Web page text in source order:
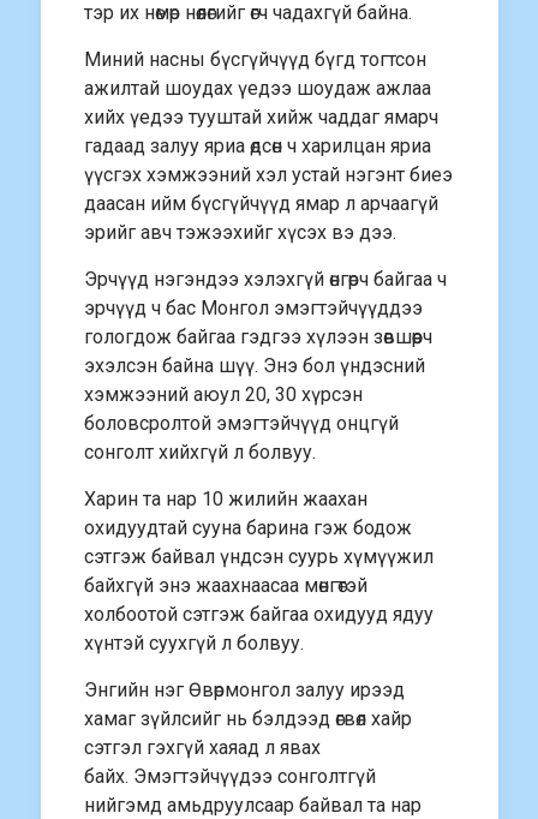
тэр их нөмөр нөөлөгийг өгч чадахгүй байна.
Миний насны бүсгүйчүүд бүгд тогтсон
ажилтай шоудах үедээ шоудаж ажлаа
хийх үедээ тууштай хийж чаддаг ямарч
гадаад залуу яриа өдсөн ч харилцан яриа
үүсгэх хэмжээний хэл устай нэгэнт биеэ
даасан ийм бүсгүйчүүд ямар л арчаагүй
эрийг авч тэжээхийг хүсэх вэ дээ.
Эрчүүд нэгэндээ хэлэхгүй өнгөрч байгаа ч
эрчүүд ч бас Монгол эмэгтэйчүүддээ
гологдож байгаа гэдгээ хүлээн зөвшөөрч
эхэлсэн байна шүү. Энэ бол үндэсний
хэмжээний аюул 20, 30 хүрсэн
боловсролтой эмэгтэйчүүд онцгүй
сонголт хийхгүй л болвуу.
Харин та нар 10 жилийн жаахан
охидуудтай сууна барина гэж бодож
сэтгэж байвал үндсэн суурь хүмүүжил
байхгүй энэ жаахнаасаа мөнгөтэй
холбоотой сэтгэж байгаа охидууд ядуу
хүнтэй суухгүй л болвуу.
Энгийн нэг Өвөрмонгол залуу ирээд
хамаг зүйлсийг нь бэлдээд өгвөл хайр
сэтгэл гэхгүй хаяад л явах
байх. Эмэгтэйчүүдээ сонголтгүй
нийгэмд амьдруулсаар байвал та нар